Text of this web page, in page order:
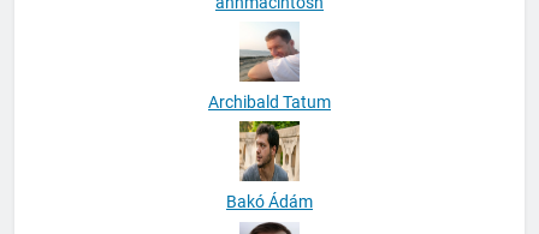
Archibald Tatum
Bakó Ádám